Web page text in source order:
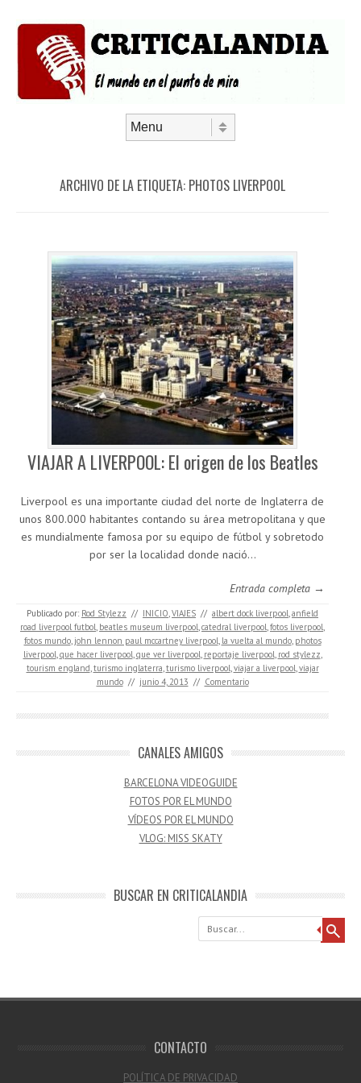
ARCHIVO DE LA ETIQUETA: PHOTOS LIVERPOOL
VIAJAR A LIVERPOOL: El origen de los Beatles
Liverpool es una importante ciudad del norte de Inglaterra de
unos 800.000 habitantes contando su área metropolitana y que
es mundialmente famosa por su equipo de fútbol y sobretodo
por ser la localidad donde nació…
Entrada completa →
Publicado por: Rod Stylezz // INICIO,VIAJES // albert dock liverpool,anfield
road liverpool futbol, beatles museum liverpool,catedral liverpool,fotos liverpool,
fotos mundo, john lennon paul mccartney liverpool, la vuelta al mundo, photos
liverpool,que hacer liverpool,que ver liverpool, reportaje liverpool, rod stylezz,
tourism england,turismo inglaterra,turismo liverpool,viajar a liverpool,viajar
mundo // junio 4, 2013 // Comentario
CANALES AMIGOS
BARCELONA VIDEOGUIDE
FOTOS POR EL MUNDO
VÍDEOS POR EL MUNDO
VLOG: MISS SKATY
BUSCAR EN CRITICALANDIA
Buscar
CONTACTO
POLÍTICA DE PRIVACIDAD